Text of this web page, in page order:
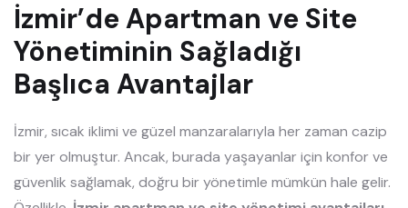
İzmir’de Apartman ve Site
Yönetiminin Sağladığı
Başlıca Avantajlar
İzmir, sıcak iklimi ve güzel manzaralarıyla her zaman cazip
bir yer olmuştur. Ancak, burada yaşayanlar için konfor ve
güvenlik sağlamak, doğru bir yönetimle mümkün hale gelir.